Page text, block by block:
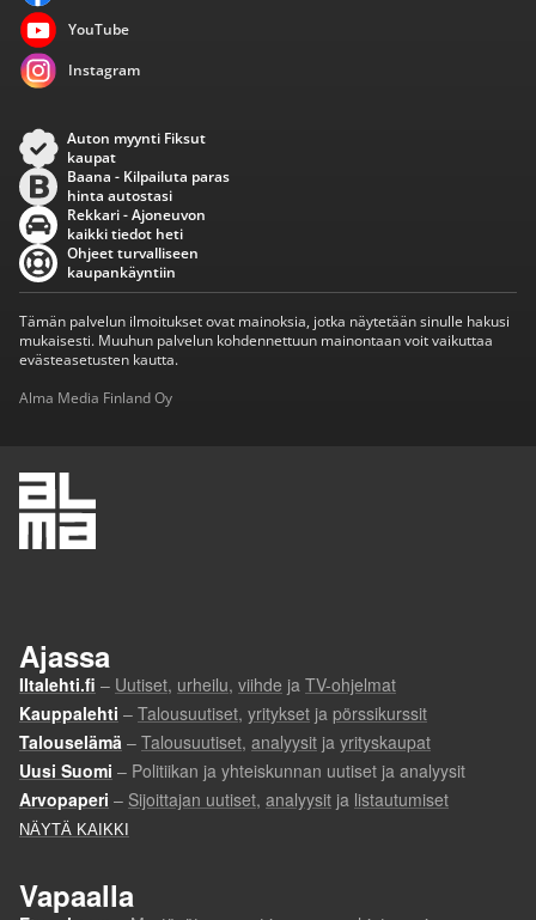
YouTube
Instagram
Auton myynti Fiksut
kaupat
Baana - Kilpailuta paras
hinta autostasi
Rekkari - Ajoneuvon
kaikki tiedot heti
Ohjeet turvalliseen
kaupankäyntiin
Tämän palvelun ilmoitukset ovat mainoksia, jotka näytetään sinulle hakusi
mukaisesti. Muuhun palvelun kohdennettuun mainontaan voit vaikuttaa
evästeasetusten kautta.
Alma Media Finland Oy